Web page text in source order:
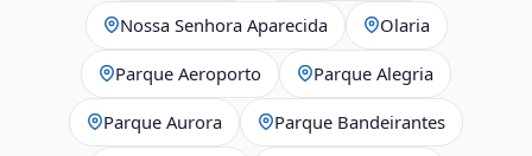
Nossa Senhora Aparecida Olaria
Parque Aeroporto Parque Alegria
Parque Aurora Parque Bandeirantes